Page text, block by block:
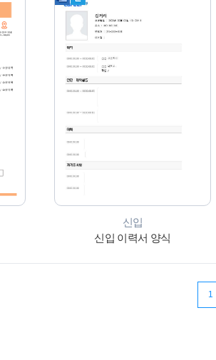
신입
신입 이력서 양식
1